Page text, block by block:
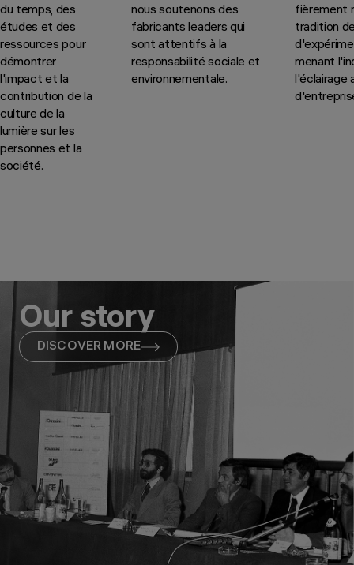
du temps, des
études et des
ressources pour
démontrer
l'impact et la
contribution de la
culture de la
lumière sur les
personnes et la
société.
nous soutenons des
fabricants leaders qui
sont attentifs à la
responsabilité sociale et
environnementale.
fièrement
tradition
menant
l'éclairage
Our story
DISCOVER MORE